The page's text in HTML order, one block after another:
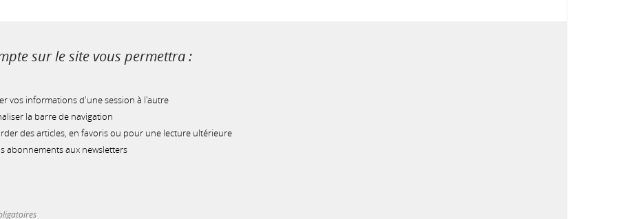
sur le site vous permettra :
vos informations d'une session à l'autre
la barre de navigation
des articles, en favoris ou pour une lecture ultérieure
abonnements aux newsletters